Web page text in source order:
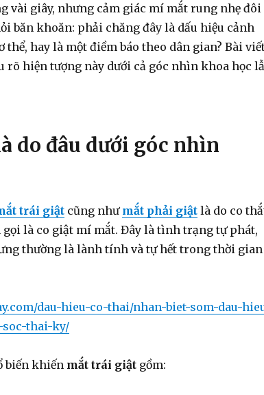
vài giây, nhưng cảm giác mí mắt rung nhẹ đôi
băn khoăn: phải chăng đây là dấu hiệu cảnh
thể, hay là một điềm báo theo dân gian? Bài
rõ hiện tượng này dưới cả góc nhìn khoa học
do đâu dưới góc nhìn
trái giậtcũng như mắt phải giậtlà do co
gọi là co giật mí mắt. Đây là tình trạng tự phát,
thường là lành tính và tự hết trong thời gian
dau-hieu-co-thai/nhan-biet-som-dau-
thai-ky/
biến khiến mắt trái giậtgồm: